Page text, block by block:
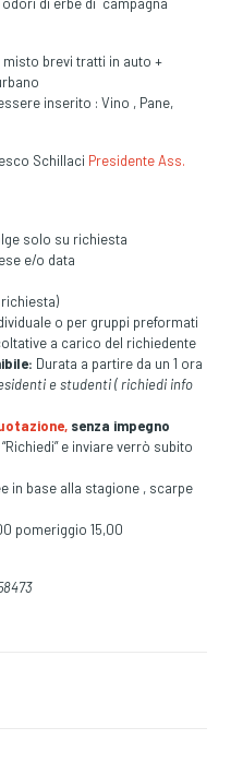
brevi tratti in auto +
inserito : Vino , Pane,
Schillaci Presidente Ass.
solo su richiesta
e/o data
o per gruppi preformati
a carico del richiedente
Durata a partire da un 1 ora
e studenti ( richiedi info
senza impegno
e inviare verrò subito
in base alla stagione , scarpe
pomeriggio 15,00